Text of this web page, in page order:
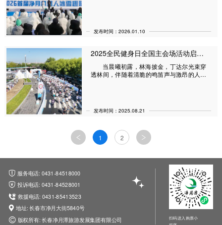
发布时间：2026.01.10
2025全民健身日全国主会场活动启幕 “骑跑中国”净月潭站燃动生态体育激情
当晨曦初露，林海披金，丁达尔光束穿
透林间，伴随着清脆的鸣笛声与激昂的人潮
手齐聚这片亚洲最大人工针叶林海，在生态
动的活力序曲。
发布时间：2025.08.21
1 2
服务电话: 0431-84518000
投诉电话: 0431-84528001
救援电话: 0431-85413523
地址: 长春市净月大街5840号
版权所有: 长春净月潭旅游发展集团有限公司
扫码进入购票小